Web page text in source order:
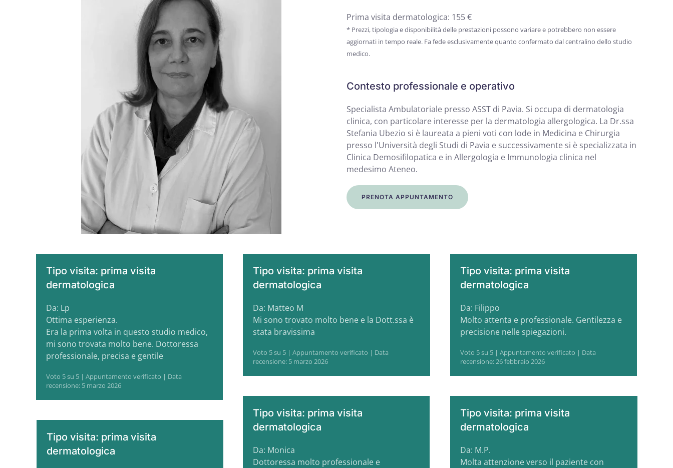
Prima visita dermatologica: 155 €
* Prezzi, tipologia e disponibilità delle prestazioni possono variare e potrebbero non essere
aggiornati in tempo reale. Fa fede esclusivamente quanto confermato dal centralino dello studio
medico.
Contesto professionale e operativo
Specialista Ambulatoriale presso ASST di Pavia. Si occupa di dermatologia
clinica, con particolare interesse per la dermatologia allergologica. La Dr.ssa
Stefania Ubezio si è laureata a pieni voti con lode in Medicina e Chirurgia
presso l'Università degli Studi di Pavia e successivamente si è specializzata in
Clinica Demosifilopatica e in Allergologia e Immunologia clinica nel
medesimo Ateneo.
PRENOTA APPUNTAMENTO
Tipo visita: prima visita
dermatologica
Da: Lp
Ottima esperienza.
Era la prima volta in questo studio medico,
mi sono trovata molto bene. Dottoressa
professionale, precisa e gentile
Voto 5 su 5 | Appuntamento verificato | Data
recensione: 5 marzo 2026
Tipo visita: prima visita
dermatologica
Da: Matteo M
Mi sono trovato molto bene e la Dott.ssa è
stata bravissima
Voto 5 su 5 | Appuntamento verificato | Data
recensione: 5 marzo 2026
Tipo visita: prima visita
dermatologica
Da: Filippo
Molto attenta e professionale. Gentilezza e
precisione nelle spiegazioni.
Voto 5 su 5 | Appuntamento verificato | Data
recensione: 26 febbraio 2026
Tipo visita: prima visita
dermatologica
Da: Monica
Dottoressa molto professionale e
Tipo visita: prima visita
dermatologica
Da: M.P.
Molta attenzione verso il paziente con
Tipo visita: prima visita
dermatologica